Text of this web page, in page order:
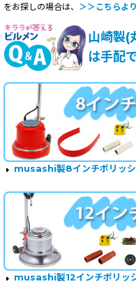
をお探しの場合は、 ＞＞こちらよ
山崎製(
は手配
musashi製8インチポリッシ
musashi製12インチポリッ